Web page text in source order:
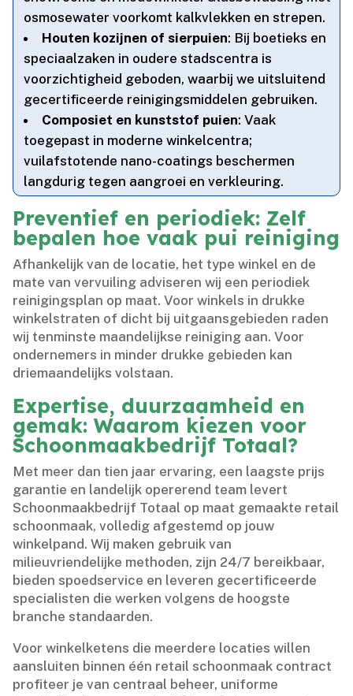
osmosewater voorkomt kalkvlekken en strepen.​
Houten kozijnen of sierpuien: Bij boetieks en
speciaalzaken in oudere stadscentra is
voorzichtigheid geboden, waarbij we uitsluitend
gecertificeerde reinigingsmiddelen gebruiken.​
Composiet en kunststof puien: Vaak
toegepast in moderne winkelcentra;
vuilafstotende nano-coatings beschermen
langdurig tegen aangroei en verkleuring.​
Preventief en periodiek: Zelf
bepalen hoe vaak pui reiniging
Afhankelijk van de locatie, het type winkel en de
mate van vervuiling adviseren wij een periodiek
reinigingsplan op maat.​ Voor winkels in drukke
winkelstraten of dicht bij uitgaansgebieden raden
wij tenminste maandelijkse reiniging aan.​ Voor
ondernemers in minder drukke gebieden kan
driemaandelijks volstaan.​
Expertise, duurzaamheid en
gemak: Waarom kiezen voor
Schoonmaakbedrijf Totaal?
Met meer dan tien jaar ervaring, een laagste prijs
garantie en landelijk opererend team levert
Schoonmaakbedrijf Totaal op maat gemaakte retail
schoonmaak, volledig afgestemd op jouw
winkelpand.​ Wij maken gebruik van
milieuvriendelijke methoden, zijn 24/7 bereikbaar,
bieden spoedservice en leveren gecertificeerde
specialisten die werken volgens de hoogste
branche standaarden.​
Voor winkelketens die meerdere locaties willen
aansluiten binnen één retail schoonmaak contract
profiteer je van centraal beheer, uniforme